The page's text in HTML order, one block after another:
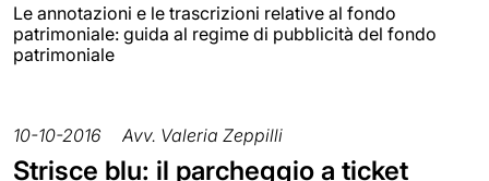
Le annotazioni e le trascrizioni relative al fondo
patrimoniale: guida al regime di pubblicità del fondo
patrimoniale
10-10-2016 Avv. Valeria Zeppilli
Strisce blu: il parcheggio a ticket